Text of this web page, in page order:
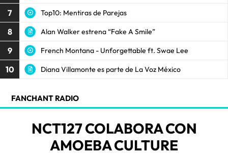
7 Top10: Mentiras de Parejas
8 Alan Walker estrena “Fake A Smile”
9 French Montana - Unforgettable ft. Swae Lee
10 Diana Villamonte es parte de La Voz México
FANCHANT RADIO
NCT127 COLABORA CON
AMOEBA CULTURE